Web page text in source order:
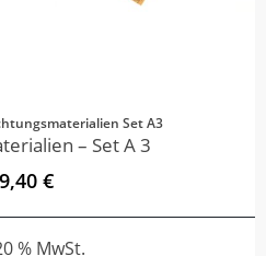
Set A3
– Set A 3
€
% MwSt.